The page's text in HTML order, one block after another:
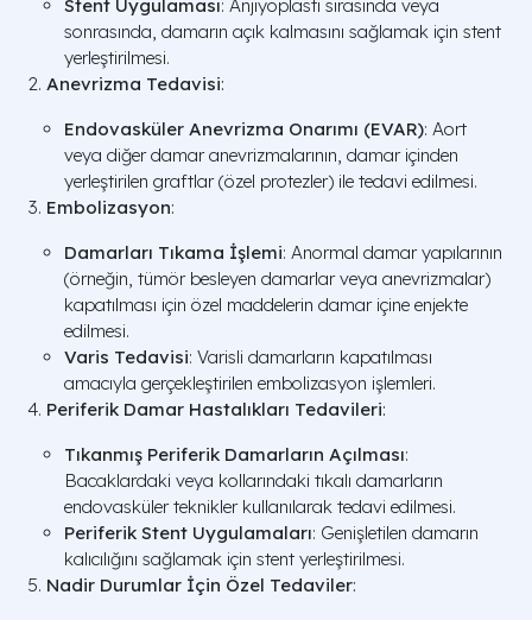
Stent Uygulaması: Anjiyoplasti sırasında veya
sonrasında, damarın açık kalmasını sağlamak için stent
yerleştirilmesi.
Anevrizma Tedavisi:
Endovasküler Anevrizma Onarımı (EVAR): Aort
veya diğer damar anevrizmalarının, damar içinden
yerleştirilen graftlar (özel protezler) ile tedavi edilmesi.
Embolizasyon:
Damarları Tıkama İşlemi: Anormal damar yapılarının
(örneğin, tümör besleyen damarlar veya anevrizmalar)
kapatılması için özel maddelerin damar içine enjekte
edilmesi.
Varis Tedavisi: Varisli damarların kapatılması
amacıyla gerçekleştirilen embolizasyon işlemleri.
Periferik Damar Hastalıkları Tedavileri:
Tıkanmış Periferik Damarların Açılması:
Bacaklardaki veya kollarındaki tıkalı damarların
endovasküler teknikler kullanılarak tedavi edilmesi.
Periferik Stent Uygulamaları: Genişletilen damarın
kalıcılığını sağlamak için stent yerleştirilmesi.
Nadir Durumlar İçin Özel Tedaviler: